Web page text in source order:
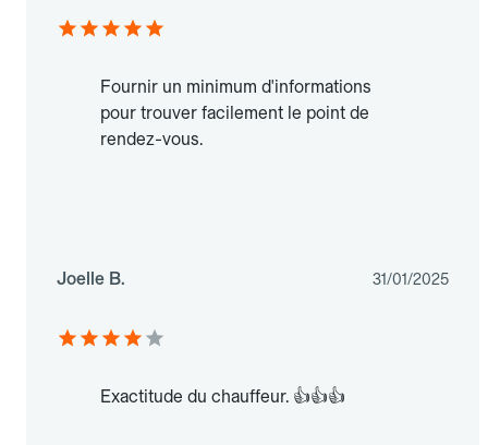
Fournir un minimum d'informations
pour trouver facilement le point de
rendez-vous.
Joelle B. 31/01/2025
Exactitude du chauffeur. 👍👍👍